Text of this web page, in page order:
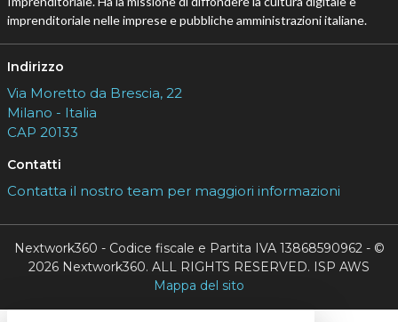
imprenditoriale nelle imprese e pubbliche amministrazioni italiane.
Indirizzo
Via Moretto da Brescia, 22
Milano - Italia
CAP 20133
Contatti
Contatta il nostro team per maggiori informazioni
Nextwork360 - Codice fiscale e Partita IVA 13868590962 - ©
2026 Nextwork360. ALL RIGHTS RESERVED. ISP AWS
Mappa del sito